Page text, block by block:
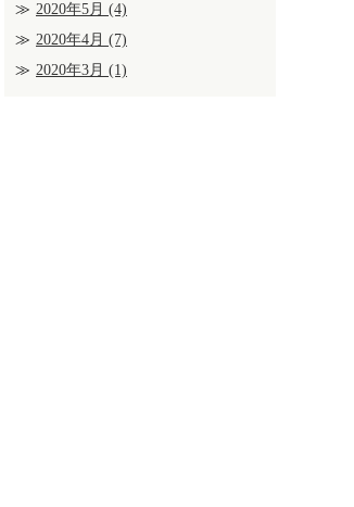
2020年5月 (4)
2020年4月 (7)
2020年3月 (1)